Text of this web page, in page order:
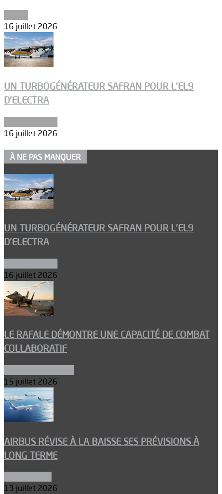
16 juillet 2026
UN TURBOGÉNÉRATEUR SAFRAN POUR L’EL9
D’ELECTRA
16 juillet 2026
À NE PAS MANQUER
UN TURBOGÉNÉRATEUR SAFRAN POUR L’EL9
D’ELECTRA
16 juillet 2026
LE RAFALE DÉMONTRE UNE CAPACITÉ DE COMBAT
COLLABORATIF
15 juillet 2026
AIRBUS RÉVISE À LA BAISSE SES PRÉVISIONS À
LONG TERME
13 juillet 2026